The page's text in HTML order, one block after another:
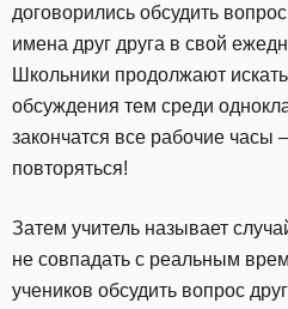
договорились обсудить
имена друг друга в свой
Школьники продолжают
обсуждения тем среди
закончатся все рабочие
повторяться!
Затем учитель называет
не совпадать с реальным
учеников обсудить вопрос